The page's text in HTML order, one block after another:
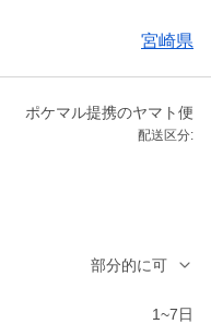
宮崎県
ポケマル提携のヤマト便
配送区分:
部分的に可
1~7日